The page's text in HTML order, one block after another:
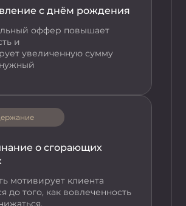
с днём рождения
оффер повышает
и
увеличенную сумму
нужный
о сгорающих
мотивирует клиента
до того, как вовлеченность